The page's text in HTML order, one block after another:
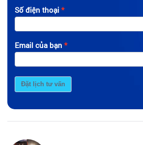
Số điện thoại
Email của bạn
Đặt lịch tư vấn